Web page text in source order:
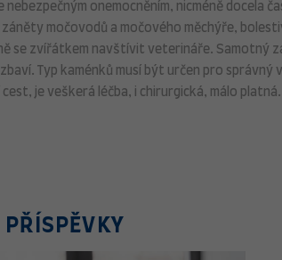
onemocněním, nicméně docela
močovodů a močového měchýře,
se zvířátkem navštívit veterináře. Samotný
Typ kaménků musí být určen pro
je veškerá léčba, i chirurgická, málo platná.